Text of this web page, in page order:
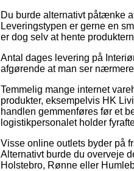
Du burde alternativt påtænke
Leveringstypen er gerne en
er dog selv at hente
Antal dages levering på
afgørende at man ser
Temmelig mange internet
produkter, eksempelvis HK
handlen gemmenføres før et
logistikpersonalet holder
Visse online outlets byder på
Alternativt burde du overveje
Holstebro, Rønne eller